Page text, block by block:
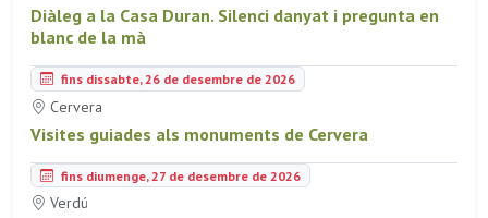
Diàleg a la Casa Duran. Silenci danyat i pregunta en
blanc de la mà
fins dissabte, 26 de desembre de 2026
Cervera
Visites guiades als monuments de Cervera
fins diumenge, 27 de desembre de 2026
Verdú